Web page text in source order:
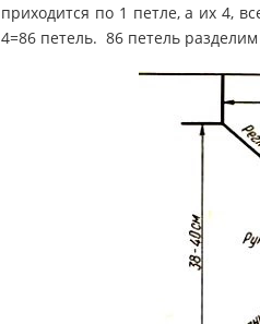
приходится по 1 петле, а их 4,
4=86 петель. 86 петель